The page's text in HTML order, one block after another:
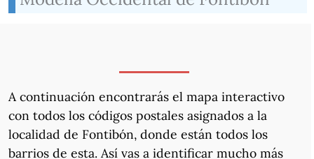
A continuación encontrarás el mapa interactivo
con todos los códigos postales asignados a la
localidad de Fontibón, donde están todos los
barrios de esta. Así vas a identificar mucho más